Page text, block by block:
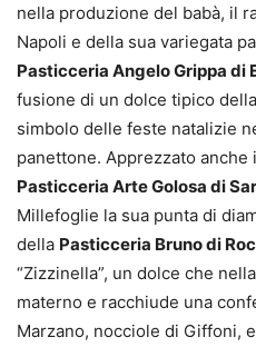
nella produzione del babà, il
Napoli e della sua variegata
Pasticceria Angelo Grippa di
fusione di un dolce tipico
simbolo delle feste natalizie
panettone. Apprezzato anche
Pasticceria Arte Golosa di
Millefoglie la sua punta di
della Pasticceria Bruno di
“Zizzinella”, un dolce che
materno e racchiude una
Marzano, nocciole di Giffoni,